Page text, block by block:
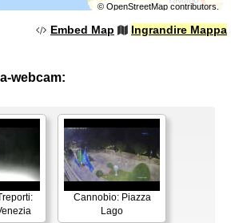
© OpenStreetMapcontributors.
Embed Map Ingrandire Mappa
webcam:
Cannobio: Piazza
Lago